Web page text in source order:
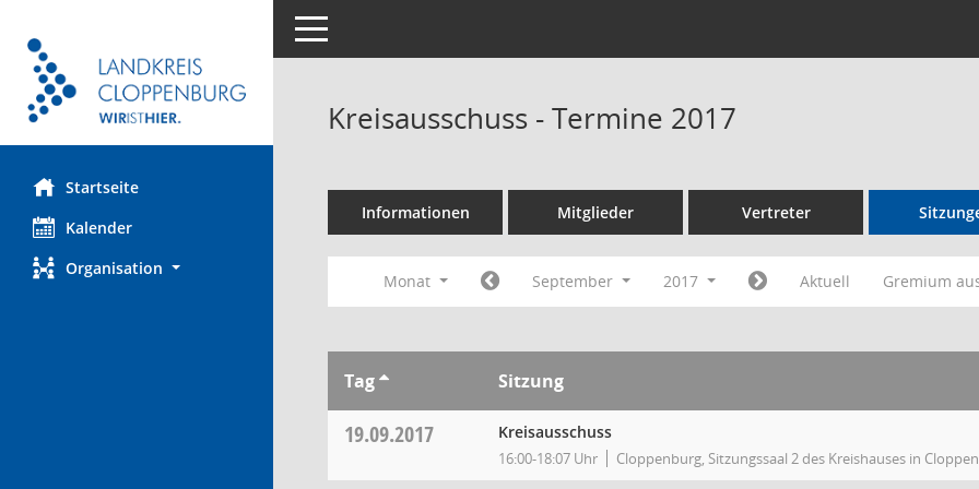
Startseite
Kalender
Organisation
Toggle navigation
Kreisausschuss - Termine 2017
Informationen Mitglieder Vertreter
Monat September 2017 Aktuell Gremium
Tag Sitzung
19.09.2017 Kreisausschuss
16:00-18:07 Uhr Cloppenburg, Sitzungssaal 2 des Kreishauses in